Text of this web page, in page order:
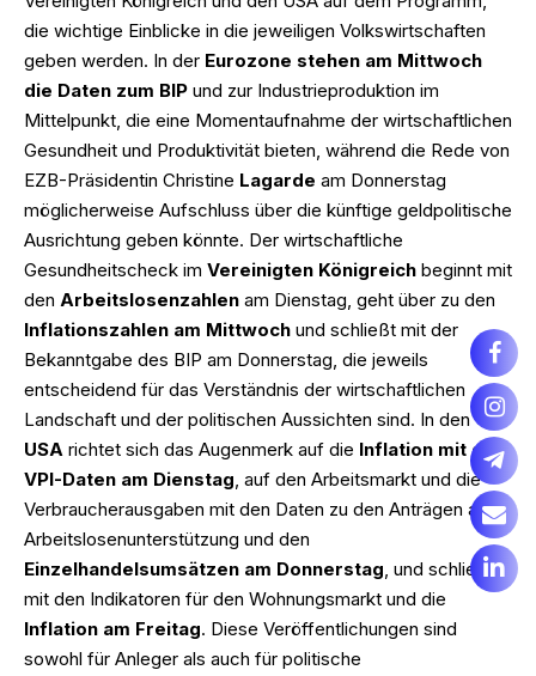
die wichtige Einblicke in die jeweiligen Volkswirtschaften
geben werden. In der Eurozone stehen am Mittwoch
die Daten zum BIP und zur Industrieproduktion im
Mittelpunkt, die eine Momentaufnahme der wirtschaftlichen
Gesundheit und Produktivität bieten, während die Rede von
EZB-Präsidentin Christine Lagarde am Donnerstag
möglicherweise Aufschluss über die künftige geldpolitische
Ausrichtung geben könnte. Der wirtschaftliche
Gesundheitscheck im Vereinigten Königreich beginnt mit
den Arbeitslosenzahlen am Dienstag, geht über zu den
Inflationszahlen am Mittwoch und schließt mit der
Bekanntgabe des BIP am Donnerstag, die jeweils
entscheidend für das Verständnis der wirtschaftlichen
Landschaft und der politischen Aussichten sind. In den
USA richtet sich das Augenmerk auf die Inflation mit den
VPI-Daten am Dienstag, auf den Arbeitsmarkt und die
Verbraucherausgaben mit den Daten zu den Anträgen auf
Arbeitslosenunterstützung und den
Einzelhandelsumsätzen am Donnerstag, und schließt
mit den Indikatoren für den Wohnungsmarkt und die
Inflation am Freitag. Diese Veröffentlichungen sind
sowohl für Anleger als auch für politische